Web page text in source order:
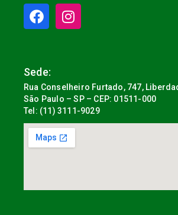
Sede:
Rua Conselheiro Furtado, 747,
São Paulo – SP – CEP: 01511-000
Tel: (11) 3111-9029